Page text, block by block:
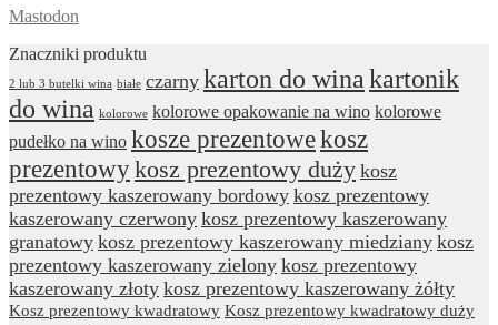
Mastodon
Znaczniki produktu
2 lub 3 butelki wina białe czarny karton do wina kartonik
do wina kolorowe kolorowe opakowanie na wino kolorowe
pudełko na wino kosze prezentowekosz
prezentowykosz prezentowy duży kosz
prezentowy kaszerowany bordowy kosz prezentowy
kaszerowany czerwony kosz prezentowy kaszerowany
granatowy kosz prezentowy kaszerowany miedziany kosz
prezentowy kaszerowany zielony kosz prezentowy
kaszerowany złoty kosz prezentowy kaszerowany żółty
Kosz prezentowy kwadratowy Kosz prezentowy kwadratowy duży